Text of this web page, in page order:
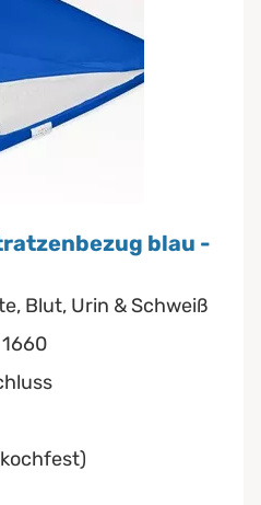
blau -
Blut, Urin & Schweiß